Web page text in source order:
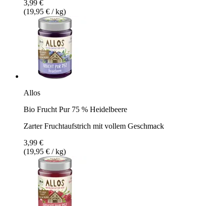
3,99 €
(19,95 € / kg)
Allos
Bio Frucht Pur 75 % Heidelbeere
Zarter Fruchtaufstrich mit vollem Geschmack
3,99 €
(19,95 € / kg)